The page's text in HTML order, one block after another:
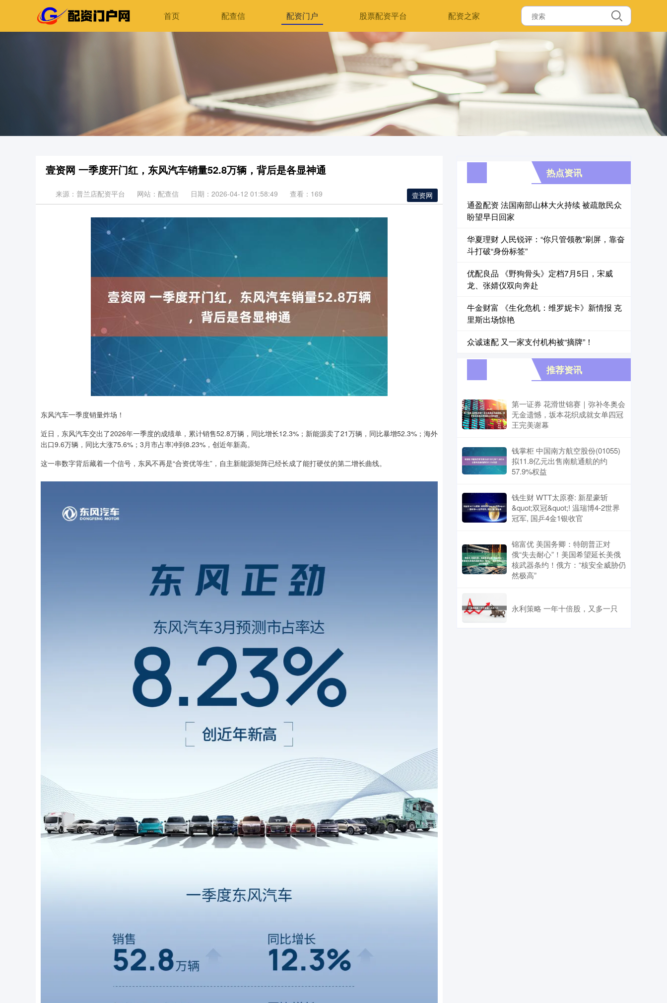
首页 配查信 配资门户 股票配资平台 配资之家
壹资网 一季度开门红，东风汽车销量52.8万辆，背后是各显神通
壹资网
来源：普兰店配资平台 网站：配查信 日期：2026-04-12 01:58:49 查看：169
东风汽车一季度销量炸场！
近日，东风汽车交出了2026年一季度的成绩单，累计销售52.8万辆，同比增长12.3%；新能源卖了21万辆，同比暴增52.3%；海外
出口9.6万辆，同比大涨75.6%；3月市占率冲到8.23%，创近年新高。
这一串数字背后藏着一个信号，东风不再是“合资优等生”，自主新能源矩阵已经长成了能打硬仗的第二增长曲线。
热点资讯
通盈配资 法国南部山林大火持续 被疏散民众
盼望早日回家
华夏理财 人民锐评：“你只管领教”刷屏，靠奋
斗打破“身份标签”
优配良品 《野狗骨头》定档7月5日，宋威
龙、张婧仪双向奔赴
牛金财富 《生化危机：维罗妮卡》新情报 克
里斯出场惊艳
众诚速配 又一家支付机构被“摘牌”！
推荐资讯
第一证券 花滑世锦赛｜弥补冬奥会
无金遗憾，坂本花织成就女单四冠
王完美谢幕
钱掌柜 中国南方航空股份(01055)
拟11.8亿元出售南航通航的约
57.9%权益
钱生财 WTT太原赛: 新星豪斩
&quot;双冠&quot;! 温瑞博4-2世界
冠军, 国乒4金1银收官
锦富优 美国务卿：特朗普正对
俄“失去耐心”！美国希望延长美俄
核武器条约！俄方：“核安全威胁仍
然极高”
永利策略 一年十倍股，又多一只